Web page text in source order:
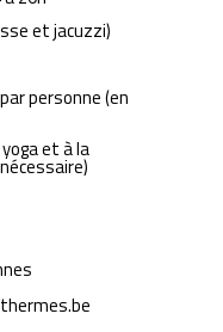
et jacuzzi)
personne (en
et à la